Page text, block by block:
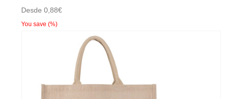
opciones
pueden
elegir
Desde 0,88€
You save (%)